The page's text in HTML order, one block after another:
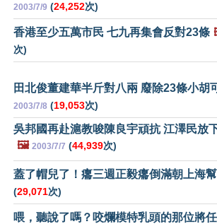
2003/7/9 (24,252次)
香港至少五萬市民 七九再集會反對23條
次)
田北俊董建華半斤對八兩 廢除23條小胡
2003/7/8 (19,053次)
吳邦國再赴滬教唆陳良宇頑抗 江澤民放
🖼️ 2003/7/7 (44,939次)
蓋了帽兒了！癟三週正毅癟倒滿朝上海幫
(29,071次)
喂，聽說了嗎？咬爛模特乳頭的那位將